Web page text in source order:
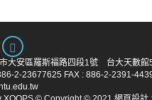
大安區羅斯福路四段1號 台大天數
2-23677625 FAX : 886-2-2391-